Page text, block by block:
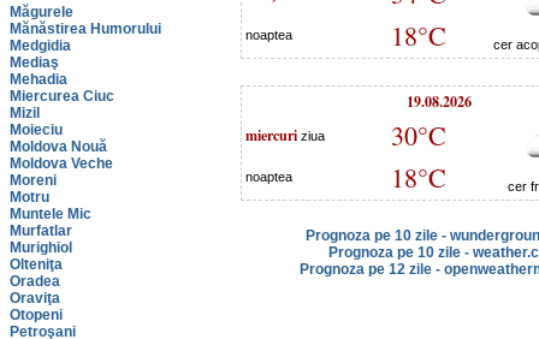
Măgurele
Mănăstirea Humorului
Medgidia
Mediaş
Mehadia
Miercurea Ciuc
Mizil
Moieciu
Moldova Nouă
Moldova Veche
Moreni
Motru
Muntele Mic
Murfatlar
Murighiol
Olteniţa
Oradea
Oraviţa
Otopeni
Petroşani
cer
noaptea 18°C
19.08.2026
miercuri ziua 30°C
cer
noaptea 18°C
Prognoza pe 10 zile -
Prognoza pe 10 zile -
Prognoza pe 12 zile -